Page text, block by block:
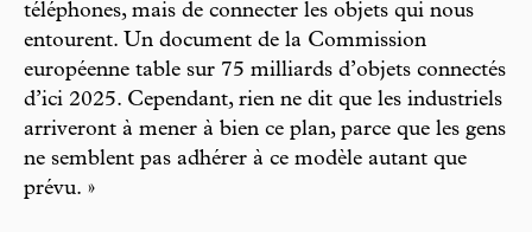
téléphones, mais de connecter les objets qui nous
entourent. Un document de la Commission
européenne table sur 75 milliards d’objets connectés
d’ici 2025. Cependant, rien ne dit que les industriels
arriveront à mener à bien ce plan, parce que les gens
ne semblent pas adhérer à ce modèle autant que
prévu. »